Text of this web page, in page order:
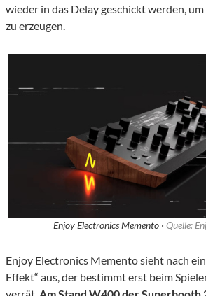
wieder in das Delay geschickt werden,
zu erzeugen.
Enjoy Electronics Memento · Quelle:
Enjoy Electronics Memento sieht nach
Effekt“ aus, der bestimmt erst beim